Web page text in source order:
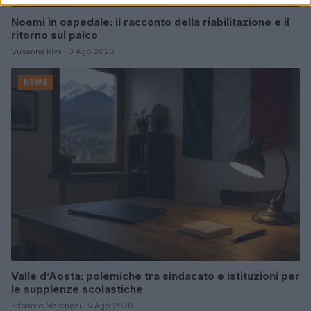
Noemi in ospedale: il racconto della riabilitazione e il
ritorno sul palco
Susanna Riva · 6 Ago 2026
NEWS
Valle d’Aosta: polemiche tra sindacato e istituzioni per
le supplenze scolastiche
Edoardo Marchesi · 5 Ago 2026